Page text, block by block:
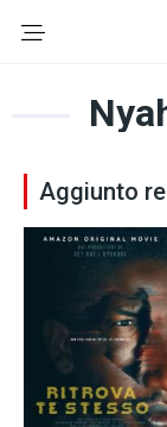
Aggiunto